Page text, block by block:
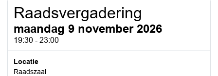
Raadsvergadering
maandag 9 november 2026
19:30 - 23:00
Locatie
Raadszaal